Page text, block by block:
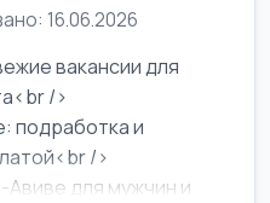
16.06.2026
вакансии для
/>
подработка и
/>
для мужчин и